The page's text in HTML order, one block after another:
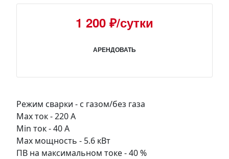
1 200 ₽/сутки
АРЕНДОВАТЬ
Режим сварки - с газом/без газа
Max ток - 220 А
Min ток - 40 А
Max мощность - 5.6 кВт
ПВ на максимальном токе - 40 %